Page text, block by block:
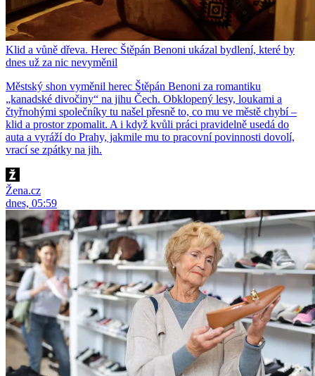
Klid a vůně dřeva. Herec Štěpán Benoni ukázal bydlení, které by
dnes už za nic nevyměnil
Městský shon vyměnil herec Štěpán Benoni za romantiku
„kanadské divočiny“ na jihu Čech. Obklopený lesy, loukami a
čtyřnohými společníky tu našel přesně to, co mu ve městě chybí –
klid a prostor zpomalit. A i když kvůli práci pravidelně usedá do
auta a vyráží do Prahy, jakmile mu to pracovní povinnosti dovolí,
vrací se zpátky na jih.
Žena.cz
dnes, 05:59